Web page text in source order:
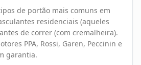
de portão mais comuns em
residenciais (aqueles
de correr (com cremalheira).
PPA, Rossi, Garen, Peccinin e
garantia.